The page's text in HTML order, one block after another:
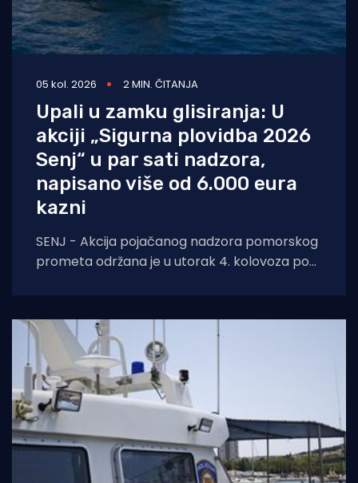
05 kol. 2026 2 MIN. ČITANJA
Upali u zamku glisiranja: U
akciji „Sigurna plovidba 2026
Senj“ u par sati nadzora,
napisano više od 6.000 eura
kazni
SENJ - Akcija pojačanog nadzora pomorskog
prometa održana je u utorak 4. kolovoza pod